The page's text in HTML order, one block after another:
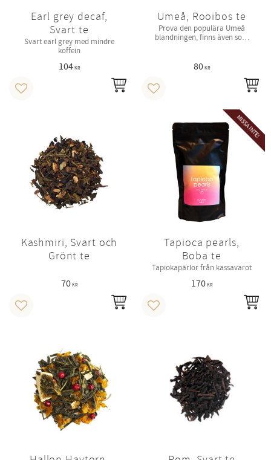
Earl grey decaf,
Svart te
Svart earl grey med mindre
koffein
104KR
Lägg till i favoriter
Umeå, Rooibos te
Prova den populära Umeå
blandningen, finns även som
80KR
Lägg till i favoriter
Kashmiri, Svart och
Grönt te
70KR
Lägg till i favoriter
Tapioca pearls,
Boba te
Tapiokapärlor från kassavarot
170KR
MISSA INTE!
Lägg till i favoriter